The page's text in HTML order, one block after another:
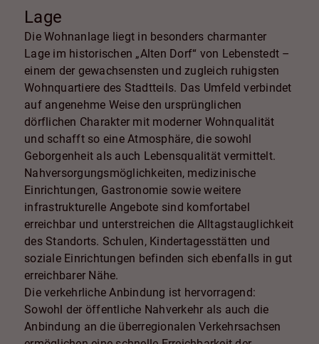
Lage
Die Wohnanlage liegt in besonders charmanter
Lage im historischen „Alten Dorf“ von Lebenstedt –
einem der gewachsensten und zugleich ruhigsten
Wohnquartiere des Stadtteils. Das Umfeld verbindet
auf angenehme Weise den ursprünglichen
dörflichen Charakter mit moderner Wohnqualität
und schafft so eine Atmosphäre, die sowohl
Geborgenheit als auch Lebensqualität vermittelt.
Nahversorgungsmöglichkeiten, medizinische
Einrichtungen, Gastronomie sowie weitere
infrastrukturelle Angebote sind komfortabel
erreichbar und unterstreichen die Alltagstauglichkeit
des Standorts. Schulen, Kindertagesstätten und
soziale Einrichtungen befinden sich ebenfalls in gut
erreichbarer Nähe.
Die verkehrliche Anbindung ist hervorragend:
Sowohl der öffentliche Nahverkehr als auch die
Anbindung an die überregionalen Verkehrsachsen